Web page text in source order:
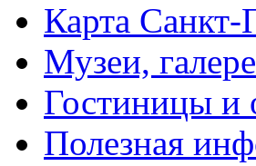
Карта Санкт-
Музеи,
Гостиницы и
Полезная